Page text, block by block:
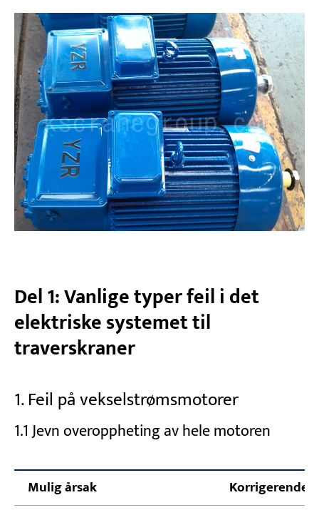
spenningsløs)
Rask diagnostikkprosess for elektriske
problemer med traverskraner
Veiledning for utskifting kontra reparasjon
av elektriske krankomponenter
Forebyggende vedlikehold av elektriske
systemer for traverskraner
Inspiser elektriske tilkoblinger regelmessig
Test av grensebrytere og
sikkerhetsinnretninger
Følg planlagte elektriske inspeksjoner
Trenger du eksperthjelp ved feil på det
elektriske systemet til en traverskran?
Del 1: Vanlige typer feil i det
elektriske systemet til
traverskraner
1. Feil på vekselstrømsmotorer
1.1 Jevn overoppheting av hele motoren
Mulig årsak
Korrigerende